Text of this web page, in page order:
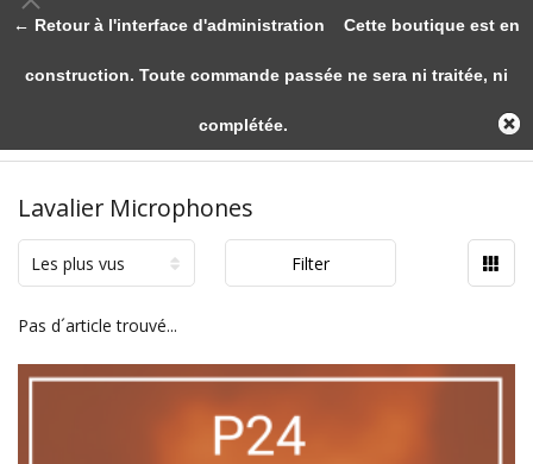
Lavalier Microphones
Les plus vus Filter
Pas d´article trouvé...
← Retour à l'interface d'administration Cette boutique est en
construction. Toute commande passée ne sera ni traitée, ni
complétée.